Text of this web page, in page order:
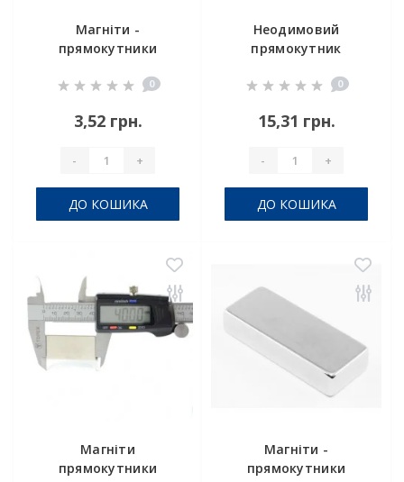
Магніти -
прямокутники
0
3,52 грн.
- +
ДО КОШИКА
Неодимовий
прямокутник
0
15,31 грн.
- +
ДО КОШИКА
Магніти
прямокутники
Магніти -
прямокутники